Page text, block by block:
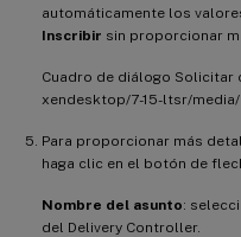
automáticamente los
Inscribir sin proporcionar
Cuadro de diálogo
xendesktop/7-15-ltsr/
Para proporcionar más
haga clic en el botón de
Nombre del asunto:
del Delivery Controller.